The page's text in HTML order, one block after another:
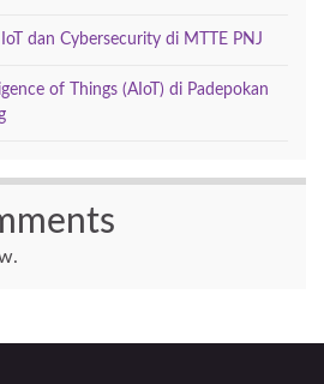
dan Cybersecurity di MTTE PNJ
of Things (AIoT) di Padepokan